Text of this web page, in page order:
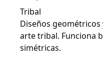
Tribal
Diseños
arte tribal. Funciona
simétricas.